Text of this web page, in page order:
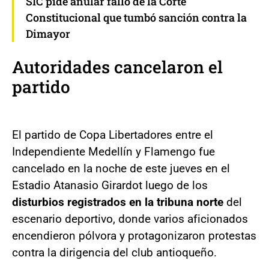
Constitucional que tumbó sanción contra la
Dimayor
Autoridades cancelaron el
partido
El partido de Copa Libertadores entre el
Independiente Medellín y Flamengo fue
cancelado en la noche de este jueves en el
Estadio Atanasio Girardot luego de los
disturbios registrados en la tribuna norte del
escenario deportivo, donde varios aficionados
encendieron pólvora y protagonizaron protestas
contra la dirigencia del club antioqueño.